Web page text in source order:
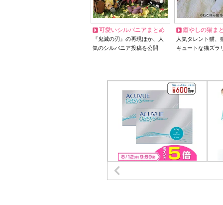
可愛いシルバニアまとめ
『鬼滅の刃』の再現ほか、人
気のシルバニア投稿を公開
癒やしの猫ま
人気タレント猫
キュートな猫ズラ